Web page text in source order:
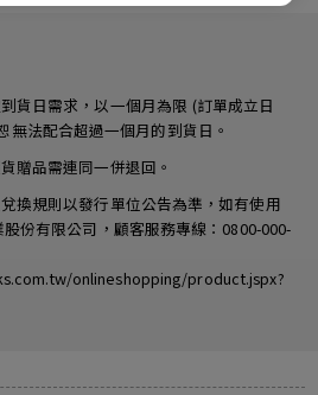
貨日需求，以一個月為限 (訂單成立日
無法配合超過一個月的到貨日。
贈品需連同一併退回。
換規則以發行單位公告為準，如有使用
份有限公司，顧客服務專線：0800-000-
onlineshopping/product.jspx?